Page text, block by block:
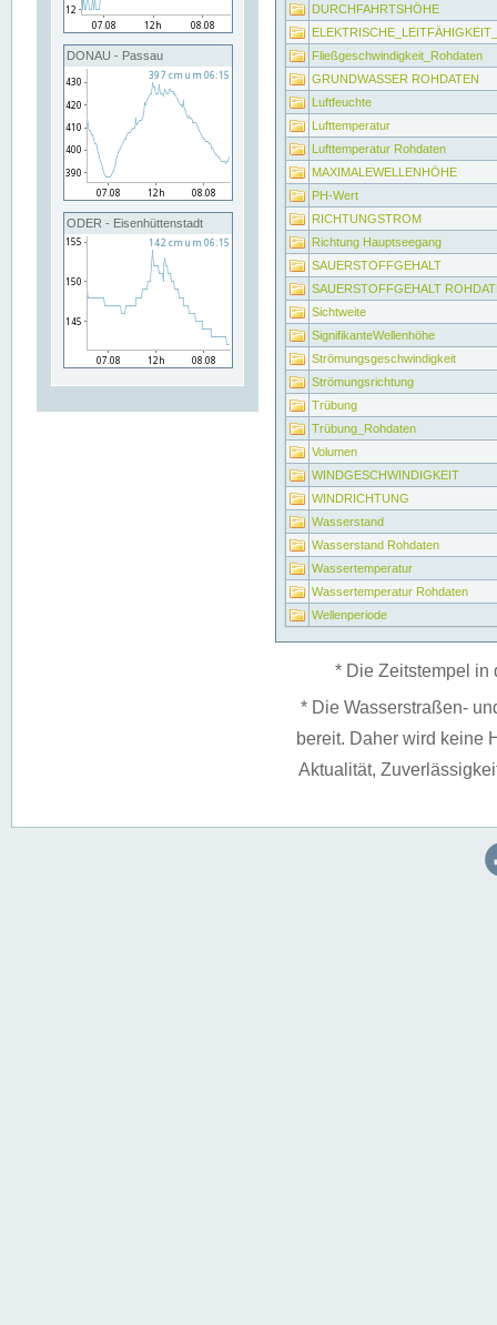
DONAU - Passau
ODER - Eisenhüttenstadt
DURCHFAHRTSHÖHE
Fließgeschwindigkeit_Rohdaten
GRUNDWASSER ROHDATEN
Luftfeuchte
Lufttemperatur
Lufttemperatur Rohdaten
MAXIMALEWELLENHÖHE
PH-Wert
RICHTUNGSTROM
Richtung Hauptseegang
SAUERSTOFFGEHALT
SAUERSTOFFGEHALT
Sichtweite
SignifikanteWellenhöhe
Strömungsgeschwindigkeit
Strömungsrichtung
Trübung
Trübung_Rohdaten
Volumen
WINDGESCHWINDIGKEIT
WINDRICHTUNG
Wasserstand
Wasserstand Rohdaten
Wassertemperatur
Wassertemperatur Rohdaten
Wellenperiode
* Die Zeitstempel in
* Die Wasserstraßen-
bereit. Daher wird keine
Aktualität,